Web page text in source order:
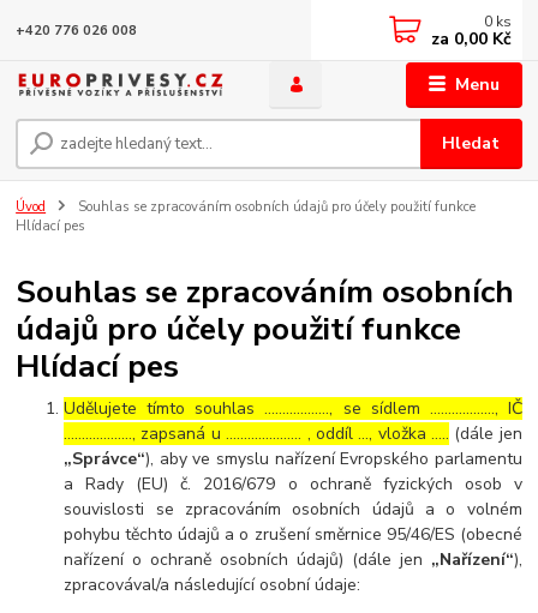
Menu
Hledat
+420 776 026 008 0 ks
za 0,00 Kč
Úvod
Souhlas se zpracováním osobních údajů pro účely použití funkce
Hlídací pes
Souhlas se zpracováním osobních
údajů pro účely použití funkce
Hlídací pes
Udělujete tímto souhlas ……………..., se sídlem ………………, IČ
………………., zapsaná u ………………… , oddíl …, vložka ….. (dále jen
„Správce“), aby ve smyslu nařízení Evropského parlamentu
a Rady (EU) č. 2016/679 o ochraně fyzických osob v
souvislosti se zpracováním osobních údajů a o volném
pohybu těchto údajů a o zrušení směrnice 95/46/ES (obecné
nařízení o ochraně osobních údajů) (dále jen „Nařízení“),
zpracovával/a následující osobní údaje: